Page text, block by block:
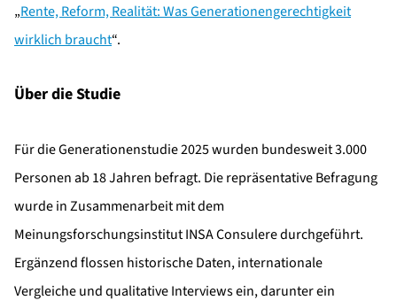
„Rente, Reform, Realität: Was Generationengerechtigkeit
wirklich braucht“.
Über die Studie
Für die Generationenstudie 2025 wurden bundesweit 3.000
Personen ab 18 Jahren befragt. Die repräsentative Befragung
wurde in Zusammenarbeit mit dem
Meinungsforschungsinstitut INSA Consulere durchgeführt.
Ergänzend flossen historische Daten, internationale
Vergleiche und qualitative Interviews ein, darunter ein